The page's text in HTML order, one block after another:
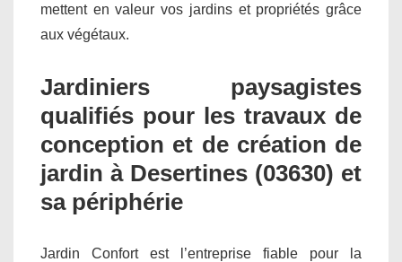
mettent en valeur vos jardins et propriétés grâce
aux végétaux.
Jardiniers paysagistes
qualifiés pour les travaux de
conception et de création de
jardin à Desertines (03630) et
sa périphérie
Jardin Confort est l’entreprise fiable pour la